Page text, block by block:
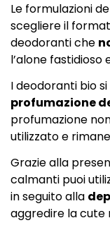
Le formulazioni
scegliere il
deodoranti che
l’alone fastidioso
I deodoranti bio
profumazione
profumazione
utilizzato e
Grazie alla
calmanti puoi
in seguito alla
aggredire la cute